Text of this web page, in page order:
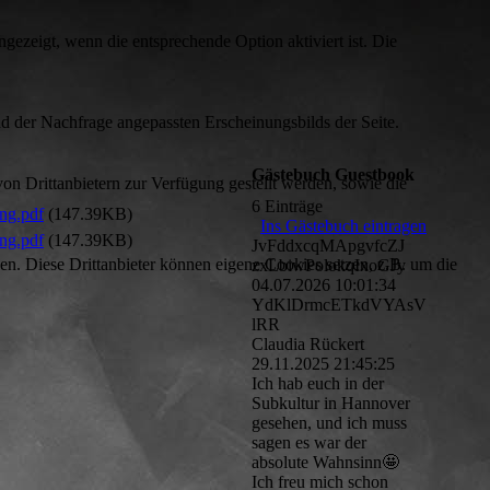
(147.39KB)
(147.39KB)
Gästebuch Guestbook
6 Einträge
Ins Gästebuch eintragen
JvFddxcqMApgvfcZJ
zxLbiwPolokqIxoGJy
04.07.2026 10:01:34
YdKlDrmcETkdVYAsV
lRR
Claudia Rückert
29.11.2025 21:45:25
Ich hab euch in der
Subkultur in Hannover
gesehen, und ich muss
sagen es war der
absolute Wahnsinn🤩
Ich freu mich schon
wenn die entsprechende Option aktiviert ist. Die
Nachfrage angepassten Erscheinungsbilds der Seite.
Drittanbietern zur Verfügung gestellt werden, sowie die
Diese Drittanbieter können eigene Cookies setzen, z.B. um die